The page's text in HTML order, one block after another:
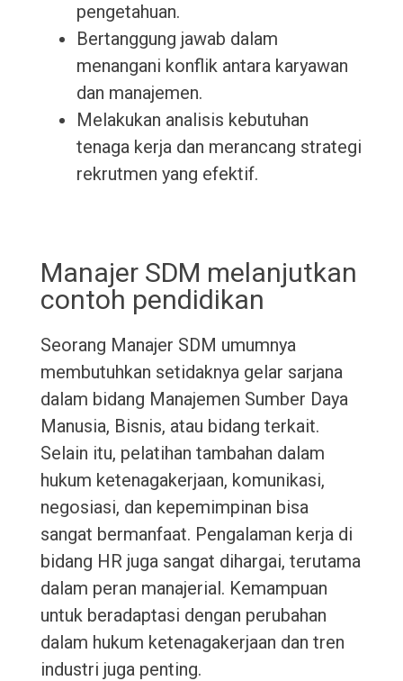
pengetahuan.
Bertanggung jawab dalam
menangani konflik antara karyawan
dan manajemen.
Melakukan analisis kebutuhan
tenaga kerja dan merancang strategi
rekrutmen yang efektif.
Manajer SDM melanjutkan
contoh pendidikan
Seorang Manajer SDM umumnya
membutuhkan setidaknya gelar sarjana
dalam bidang Manajemen Sumber Daya
Manusia, Bisnis, atau bidang terkait.
Selain itu, pelatihan tambahan dalam
hukum ketenagakerjaan, komunikasi,
negosiasi, dan kepemimpinan bisa
sangat bermanfaat. Pengalaman kerja di
bidang HR juga sangat dihargai, terutama
dalam peran manajerial. Kemampuan
untuk beradaptasi dengan perubahan
dalam hukum ketenagakerjaan dan tren
industri juga penting.